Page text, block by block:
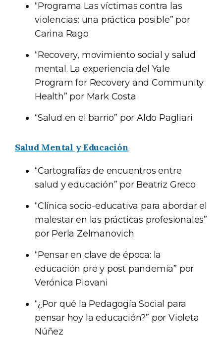
“Programa Las víctimas contra las
violencias: una práctica posible” por
Carina Rago
“Recovery, movimiento social y salud
mental. La experiencia del Yale
Program for Recovery and Community
Health” por Mark Costa
“Salud en el barrio” por Aldo Pagliari
Salud Mental y Educación
“Cartografías de encuentros entre
salud y educación” por Beatriz Greco
“Clínica socio-educativa para abordar el
malestar en las prácticas profesionales”
por Perla Zelmanovich
“Pensar en clave de época: la
educación pre y post pandemia” por
Verónica Piovani
“¿Por qué la Pedagogía Social para
pensar hoy la educación?” por Violeta
Núñez